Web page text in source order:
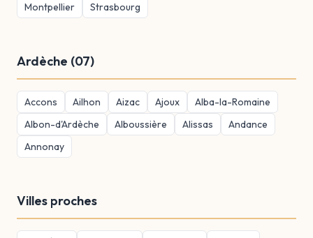
Montpellier
Strasbourg
Ardèche (07)
Accons Ailhon Aizac Ajoux
Alba-la-Romaine
Albon-d'Ardèche
Alboussière Alissas
Andance
Annonay
Villes proches